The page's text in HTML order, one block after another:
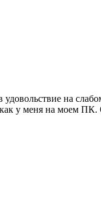
на
как у меня на моем